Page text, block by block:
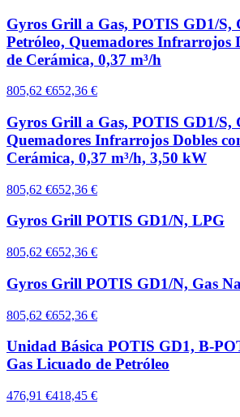
Gyros Grill a Gas, POTIS GD1/S,
Petróleo, Quemadores Infrarrojos
de Cerámica, 0,37 m³/h
805,62 €652,36 €
Gyros Grill a Gas, POTIS GD1/S,
Quemadores Infrarrojos Dobles
Cerámica, 0,37 m³/h, 3,50 kW
805,62 €652,36 €
Gyros Grill POTIS GD1/N, LPG
805,62 €652,36 €
Gyros Grill POTIS GD1/N, Gas
805,62 €652,36 €
Unidad Básica POTIS GD1, B-
Gas Licuado de Petróleo
476,91 €418,45 €